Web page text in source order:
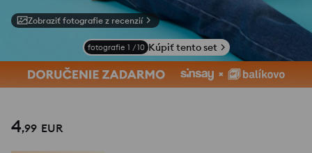
Zobraziť fotografie z recenzií
fotografie 1 /10 Kúpiť tento set
4,99 EUR